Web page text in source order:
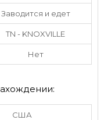
Заводится и едет
TN - KNOXVILLE
Нет
США